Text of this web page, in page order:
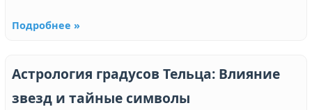
Подробнее »
Астрология градусов Тельца: Влияние
звезд и тайные символы